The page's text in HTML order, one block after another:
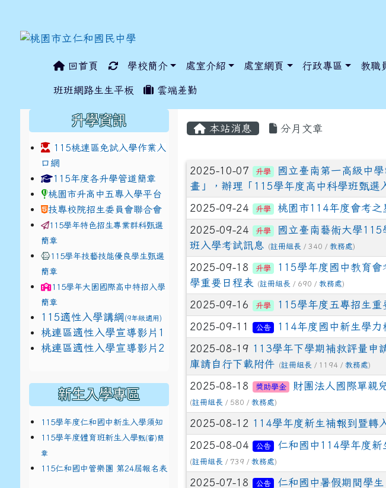
回首頁 學校簡介 處室介紹 處室網頁 行政專區 教職
班班網路生生平板 雲端差勤
本站消息 分月文章
文章列表
2025-10-07 升學
國立臺南第一高級中
畫」，辦理「115學年度高中科學班甄選
2025-09-24 升學 桃園市114年度會考之
2025-09-24 升學
國立臺南藝術大學115
班入學考試訊息
(註冊組長 / 340 / 教務處)
2025-09-18 升學
115學年度國中教育會
學重要日程表
(註冊組長 / 690 / 教務處)
2025-09-16 升學 115學年度五專招生重
2025-09-11 公告 114年度國中新生學力
2025-08-19 113學年下學期補救評量申
庫請自行下載附件
(註冊組長 / 1194 / 教務處)
2025-08-18 獎助學金 財團法人國際單親
(註冊組長 / 580 / 教務處)
2025-08-12 114學年度新生補報到暨轉
2025-08-04 公告 仁和國中114學年度新
(註冊組長 / 739 / 教務處)
2025-07-18 公告
仁和國中暑假期間學
升學資訊
115桃連區免試入學作業入
口網
link to https://www.jhjhs.tyc.edu.tw/modules/tadnews/index.php?nsn=5425
115年度各升學管道簡章link to http://tyc.entry.edu.tw/NoExamImitate_TL/
link to http://tyc.entry.edu.tw/NoExamImitate_TL/
桃園市升高中五專入學平台
技專校院招生委員會聯合會
115學年特色招生專業群科甄選
簡章
115學年技藝技能優良學生甄選
簡章
115學年大園國際高中特招入學
簡章
115適性入學講綱 (9年級適用)
link to https://docs.google.com/presentation/d/
桃連區適性入學宣導影片1
link to https://docs.google.com/presentation/d/
桃連區適性入學宣導影片2 114適性入學講綱( 1111ㄅㄅlink to https://
新生入學專區
115學年度仁和國中新生入學須知
115學年度體育班新生入學甄(審)簡
章
115仁和國中管樂團 第24屆報名表